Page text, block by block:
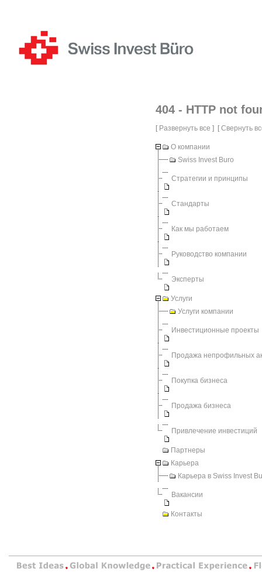
404 - HTTP not
[ Развернуть все ] [ Свернуть
О компании
Swiss Invest Buro
Стратегии и принципы
Стандарты
Как мы работаем
Руководство компании
Эксперты
Услуги
Услуги компании
Инвестиционные проекты
Продажа непрофильных
Покупка бизнеса
Продажа бизнеса
Привлечение инвестиций
Партнеры
Карьера
Карьера в Swiss Invest
Вакансии
Контакты